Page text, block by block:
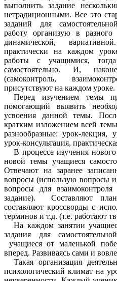
выполнить задание
нетрадиционными. Все это
заданий для
работу организую в разного
динамической,
практически на каждом
работы с учащимися,
самостоятельно. И,
(самоконтроль,
присутствуют на каждом уроке.
Перед изучением темы
помогающий выявить
усвоения данной темы.
кратким изложением всей
разнообразные: урок-лекция,
урок-консультация,
В процессе изучения
новой темы учащиеся
Отвечают на заранее
вопросы (использую вопросы
вопросы для
задание). Составляют
составляют кроссворды с
терминов и т.д. (т.е. работают
На каждом занятии
задания для
учащиеся от маленькой
вперед. Развиваясь сами и
Такая организация
психологический климат на